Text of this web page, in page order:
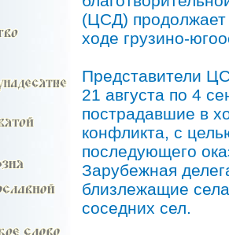
(ЦСД) продолжает
ходе грузино-
Представители
21 августа по 4
пострадавшие в
конфликта, с
последующего
Зарубежная
близлежащие
соседних сел.